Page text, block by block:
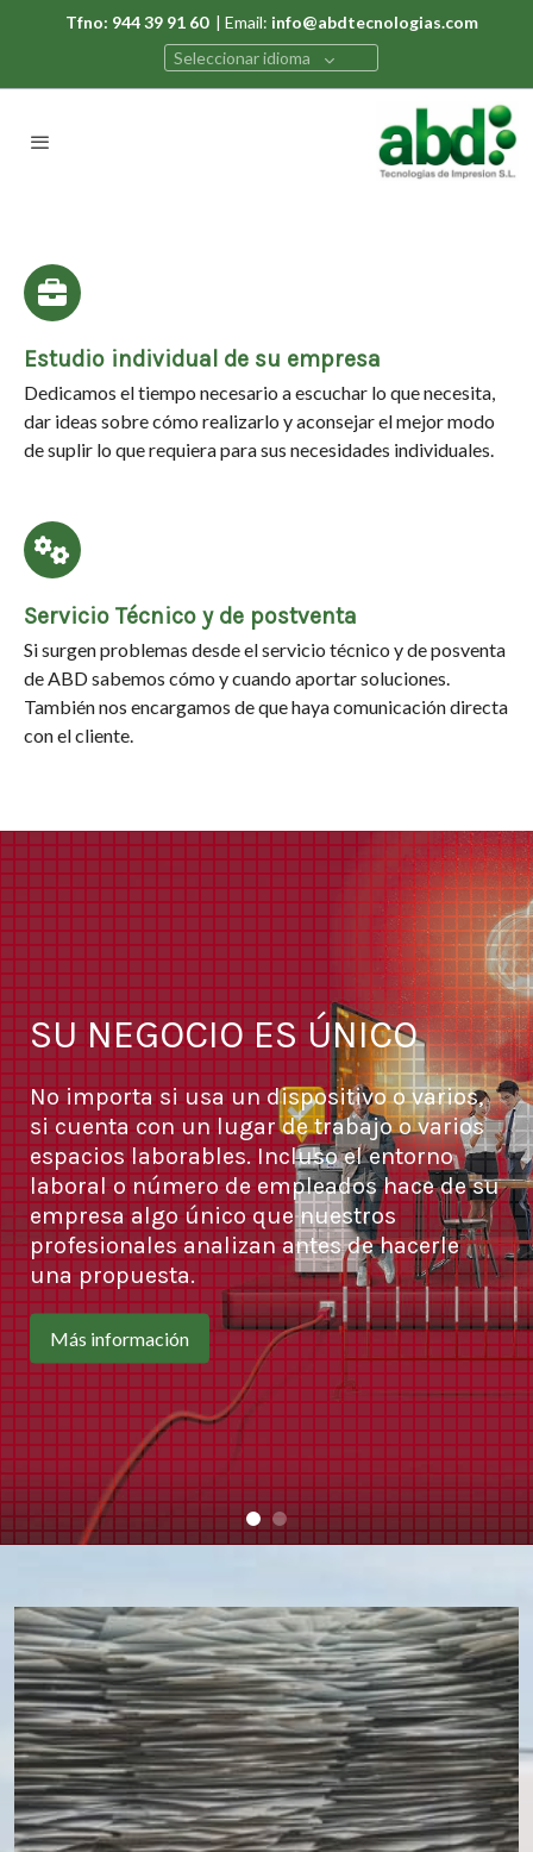
Tfno: 944 39 91 60| Email: info@abdtecnologias.com
Seleccionar idioma
Estudio individual de su empresa
Dedicamos el tiempo necesario a escuchar lo que necesita,
dar ideas sobre cómo realizarlo y aconsejar el mejor modo
de suplir lo que requiera para sus necesidades individuales.
Servicio Técnico y de postventa
Si surgen problemas desde el servicio técnico y de posventa
de ABD sabemos cómo y cuando aportar soluciones.
También nos encargamos de que haya comunicación directa
con el cliente.
SU NEGOCIO ES ÚNICO
No importa si usa un dispositivo o varios,
si cuenta con un lugar de trabajo o varios
espacios laborables. Incluso el entorno
laboral o número de empleados hace de su
empresa algo único que nuestros
profesionales analizan antes de hacerle
una propuesta.
Más información